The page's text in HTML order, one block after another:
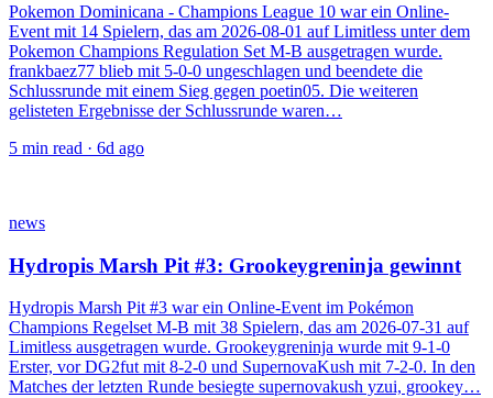
Pokemon Dominicana - Champions League 10 war ein Online-
Event mit 14 Spielern, das am 2026-08-01 auf Limitless unter dem
Pokemon Champions Regulation Set M-B ausgetragen wurde.
frankbaez77 blieb mit 5-0-0 ungeschlagen und beendete die
Schlussrunde mit einem Sieg gegen poetin05. Die weiteren
gelisteten Ergebnisse der Schlussrunde waren…
5 min read · 6d ago
news
Hydropis Marsh Pit #3: Grookeygreninja gewinnt
Hydropis Marsh Pit #3 war ein Online-Event im Pokémon
Champions Regelset M-B mit 38 Spielern, das am 2026-07-31 auf
Limitless ausgetragen wurde. Grookeygreninja wurde mit 9-1-0
Erster, vor DG2fut mit 8-2-0 und SupernovaKush mit 7-2-0. In den
Matches der letzten Runde besiegte supernovakush yzui, grookey…